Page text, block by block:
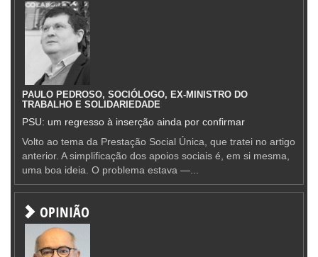
PAULO PEDROSO, SOCIÓLOGO, EX-MINISTRO DO
TRABALHO E SOLIDARIEDADE
PSU: um regresso à inserção ainda por confirmar
Volto ao tema da Prestação Social Única, que tratei no artigo
anterior. A simplificação dos apoios sociais é, em si mesma,
uma boa ideia. O problema estava —...
OPINIÃO